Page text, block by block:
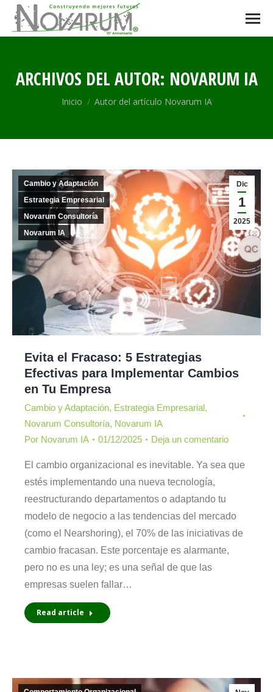
ARCHIVOS DEL AUTOR: NOVARUM IA
Estás aquí:
Inicio Autor del artículo Novarum IA
Dic
1
2025
Cambio y Adaptación
Estrategia Empresarial
Novarum Consultoría
Novarum IA
Evita el Fracaso: 5 Estrategias
Efectivas para Implementar Cambios
en Tu Empresa
Cambio y Adaptación, Estrategia Empresarial,
Novarum Consultoría, Novarum IA
Por Novarum IA 01/12/2025 Deja un comentario
El cambio organizacional es inevitable. Ya sea que
estés implementando una nueva tecnología,
reestructurando departamentos o adaptando tu
modelo de negocio a las tendencias del mercado
(como el Nearshoring), el 70% de las iniciativas de
cambio fracasan. Este porcentaje es alarmante,
pero no es una ley; es una señal de que las
empresas suelen fallar…
Read article